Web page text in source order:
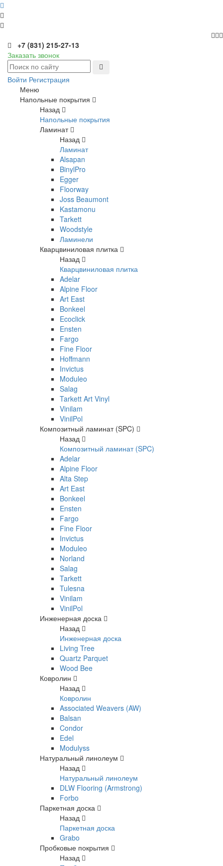
+7 (831) 215-27-13
Заказать звонок
Войти Регистрация
Меню
Напольные покрытия
Назад
Напольные покрытия
Ламинат
Назад
Ламинат
Alsapan
BinylPro
Egger
Floorway
Joss Beaumont
Kastamonu
Tarkett
Woodstyle
Ламинели
Кварцвиниловая плитка
Назад
Кварцвиниловая плитка
Adelar
Alpine Floor
Art East
Bonkeel
Ecoclick
Ensten
Fargo
Fine Floor
Hoffmann
Invictus
Moduleo
Salag
Tarkett Art Vinyl
Vinilam
VinilPol
Композитный ламинат (SPC)
Назад
Композитный ламинат (SPC)
Adelar
Alpine Floor
Alta Step
Art East
Bonkeel
Ensten
Fargo
Fine Floor
Invictus
Moduleo
Norland
Salag
Tarkett
Tulesna
Vinilam
VinilPol
Инженерная доска
Назад
Инженерная доска
Living Tree
Quartz Parquet
Wood Bee
Ковролин
Назад
Ковролин
Associated Weavers (AW)
Balsan
Condor
Edel
Modulyss
Натуральный линолеум
Назад
Натуральный линолеум
DLW Flooring (Armstrong)
Forbo
Паркетная доска
Назад
Паркетная доска
Grabo
Пробковые покрытия
Назад